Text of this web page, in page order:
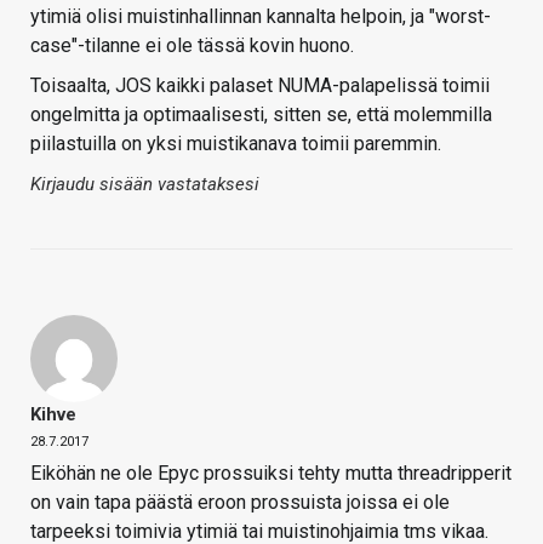
ytimiä olisi muistinhallinnan kannalta helpoin, ja "worst-
case"-tilanne ei ole tässä kovin huono.
Toisaalta, JOS kaikki palaset NUMA-palapelissä toimii
ongelmitta ja optimaalisesti, sitten se, että molemmilla
piilastuilla on yksi muistikanava toimii paremmin.
Kirjaudu sisään vastataksesi
Kihve
28.7.2017
Eiköhän ne ole Epyc prossuiksi tehty mutta threadripperit
on vain tapa päästä eroon prossuista joissa ei ole
tarpeeksi toimivia ytimiä tai muistinohjaimia tms vikaa.